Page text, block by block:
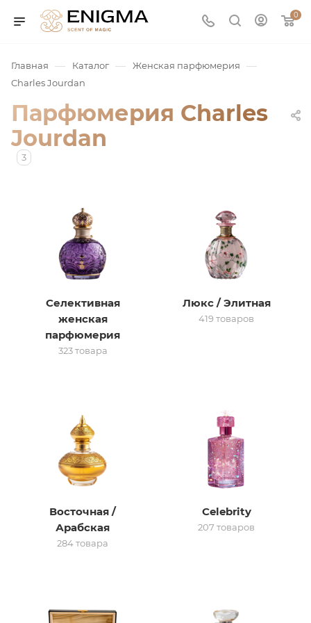
0
сертификат
Главная — Каталог — Женская парфюмерия —
Charles Jourdan
Парфюмерия Charles
Jourdan
3
Селективная
женская
парфюмерия
323 товара
Люкс / Элитная
419 товаров
Восточная /
Арабская
284 товара
Celebrity
207 товаров